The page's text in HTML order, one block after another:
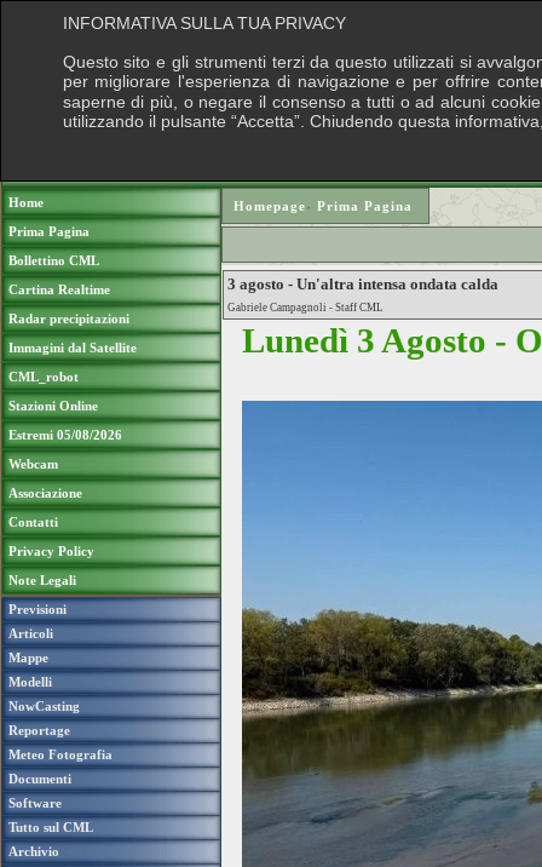
Home
Prima Pagina
Bollettino CML
Cartina Realtime
Radar precipitazioni
Immagini dal Satellite
CML_robot
Stazioni Online
Estremi 05/08/2026
Webcam
Associazione
Contatti
Privacy Policy
Note Legali
Previsioni
Articoli
Mappe
Modelli
NowCasting
Reportage
Meteo Fotografia
Documenti
Software
Tutto sul CML
Archivio
Homepage› Prima Pagina
3 agosto - Un'altra intensa ondata calda
Gabriele Campagnoli - Staff CML
Lunedì 3 Agosto -
INFORMATIVA SULLA TUA PRIVACY
Questo sito e gli strumenti terzi da questo utilizzati si
per migliorare l'esperienza di navigazione e per offrire
saperne di più, o negare il consenso a tutti o ad alcuni
utilizzando il pulsante “Accetta”. Chiudendo questa